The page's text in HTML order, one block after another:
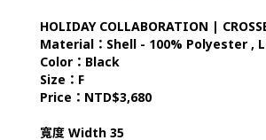
HOLIDAY COLLABORATION |
Material：Shell - 100% Polyester ,
Color：Black
Size：F
Price：NTD$3,680
寬度 Width 35